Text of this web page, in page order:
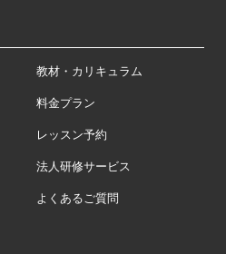
教材・カリキュラム
料金プラン
レッスン予約
法人研修サービス
よくあるご質問